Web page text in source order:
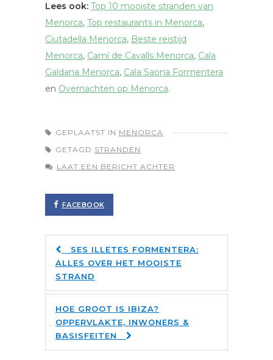
Lees ook: Top 10 mooiste stranden van
Menorca, Top restaurants in Menorca,
Ciutadella Menorca, Beste reistijd
Menorca, Camí de Cavalls Menorca, Cala
Galdana Menorca, Cala Saona Formentera
en Overnachten op Menorca.
GEPLAATST IN MENORCA
GETAGD STRANDEN
LAAT EEN BERICHT ACHTER
FACEBOOK
SES ILLETES FORMENTERA:
ALLES OVER HET MOOISTE
STRAND
HOE GROOT IS IBIZA?
OPPERVLAKTE, INWONERS &
BASISFEITEN